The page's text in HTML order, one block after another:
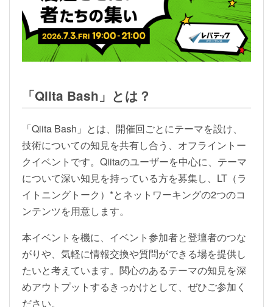
「Qiita Bash」とは？
「Qiita Bash」とは、開催回ごとにテーマを設け、
技術についての知見を共有し合う、オフライントー
クイベントです。Qiitaのユーザーを中心に、テーマ
について深い知見を持っている方を募集し、LT（ラ
イトニングトーク）*とネットワーキングの2つのコ
ンテンツを用意します。
本イベントを機に、イベント参加者と登壇者のつな
がりや、気軽に情報交換や質問ができる場を提供し
たいと考えています。関心のあるテーマの知見を深
めアウトプットするきっかけとして、ぜひご参加く
ださい。